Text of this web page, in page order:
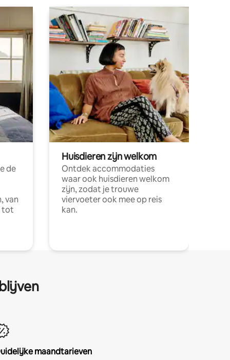
de
van
tot
Huisdieren zijn welkom
Ontdek accommodaties
waar ook huisdieren welkom
zijn, zodat je trouwe
viervoeter ook mee op reis
kan.
maandtarieven